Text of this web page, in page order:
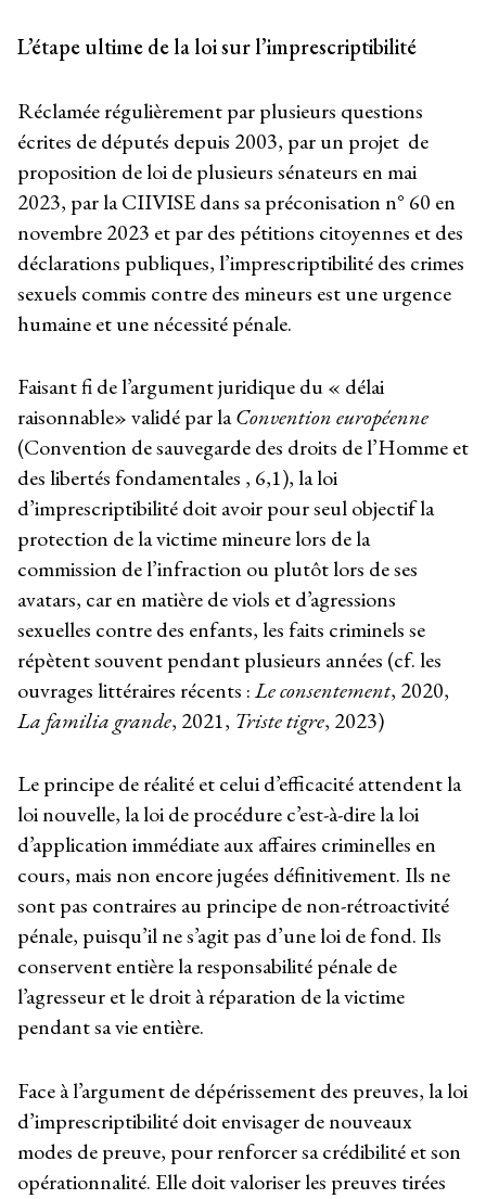
L’étape ultime de la loi sur l’imprescriptibilité
Réclamée régulièrement par plusieurs questions
écrites de députés depuis 2003, par un projet de
proposition de loi de plusieurs sénateurs en mai
2023, par la CIIVISE dans sa préconisation n° 60 en
novembre 2023 et par des pétitions citoyennes et des
déclarations publiques, l’imprescriptibilité des crimes
sexuels commis contre des mineurs est une urgence
humaine et une nécessité pénale.
Faisant fi de l’argument juridique du « délai
raisonnable» validé par laConvention européenne
(Convention de sauvegarde des droits de l’Homme et
des libertés fondamentales , 6,1), la loi
d’imprescriptibilité doit avoir pour seul objectif la
protection de la victime mineure lors de la
commission de l’infraction ou plutôt lors de ses
avatars, car en matière de viols et d’agressions
sexuelles contre des enfants, les faits criminels se
répètent souvent pendant plusieurs années (cf. les
ouvrages littéraires récents :Leconsentement, 2020,
La familia grande, 2021, Triste tigre, 2023)
Le principe de réalité et celui d’efficacité attendent la
loi nouvelle, la loi de procédure c’est-à-dire la loi
d’application immédiate aux affaires criminelles en
cours, mais non encore jugées définitivement. Ils ne
sont pas contraires au principe de non-rétroactivité
pénale, puisqu’il ne s’agit pas d’une loi de fond. Ils
conservent entière la responsabilité pénale de
l’agresseur et le droit à réparation de la victime
pendant sa vie entière.
Face à l’argument de dépérissement des preuves, la loi
d’imprescriptibilité doit envisager de nouveaux
modes de preuve, pour renforcer sa crédibilité et son
opérationnalité. Elle doit valoriser les preuves tirées